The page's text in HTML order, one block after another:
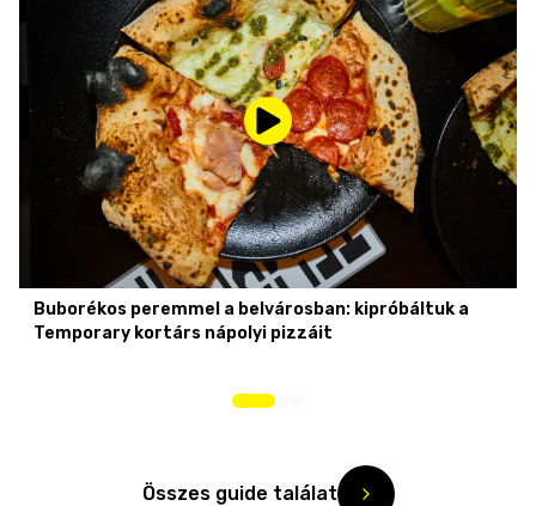
Buborékos peremmel a belvárosban: kipróbáltuk a
Temporary kortárs nápolyi pizzáit
Összes guide találat